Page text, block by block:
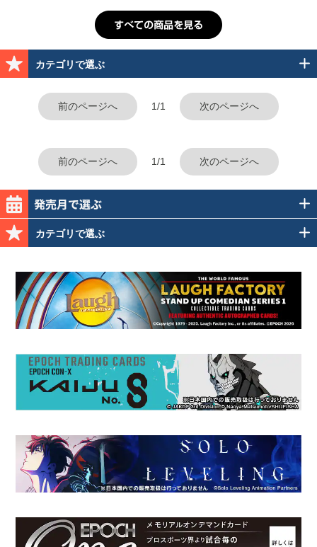
カテゴリで選ぶ
前のページへ 1/1 次のページへ
前のページへ 1/1 次のページへ
カテゴリで選ぶ